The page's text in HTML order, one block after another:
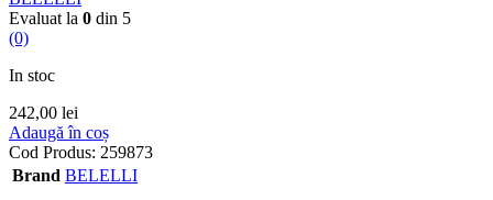
Evaluat la 0 din 5
(0)
In stoc
242,00 lei
Adaugă în coș
Cod Produs: 259873
Brand BELELLI